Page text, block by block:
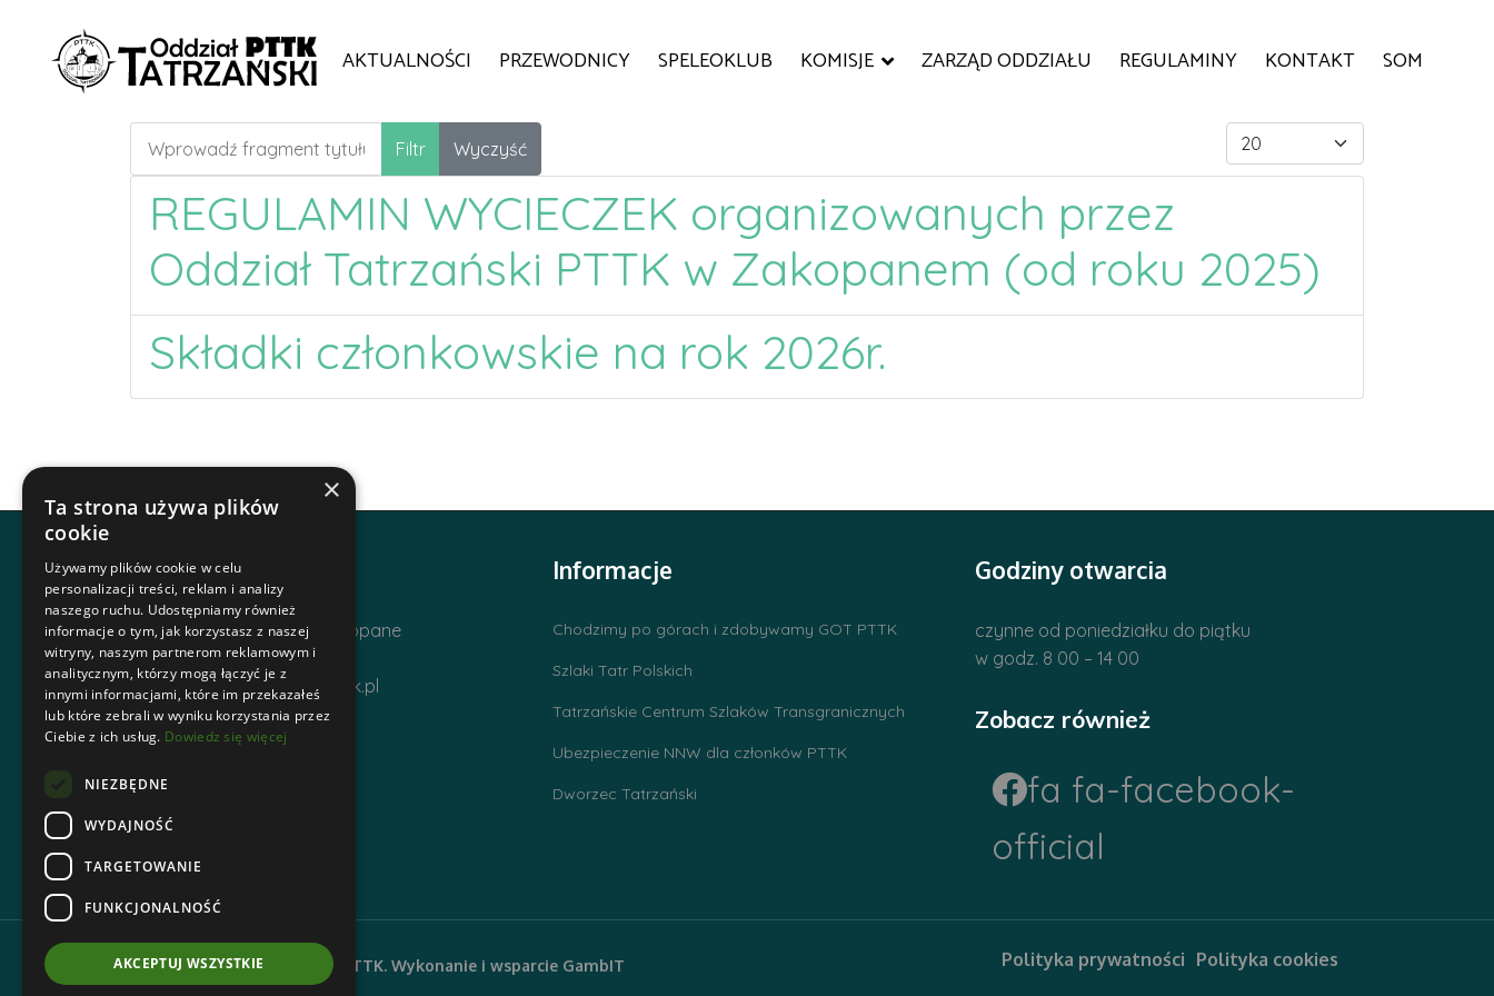
AKTUALNOŚCI PRZEWODNICY SPELEOKLUB KOMISJE ZARZĄD ODDZIAŁU REGULAMINY KONTAKT SOM
Filtr Wyczyść
Pokaż #
REGULAMIN WYCIECZEK organizowanych przez
Oddział Tatrzański PTTK w Zakopanem (od roku 2025)
Składki członkowskie na rok 2026r.
Adres i kontakt
ul. Krupówki 12, 34-500 Zakopane
Telefon | +48 1820 630 12
Email | biuro@zakopanepttk.pl
Informacje
Chodzimy po górach i zdobywamy GOT PTTK
Szlaki Tatr Polskich
Tatrzańskie Centrum Szlaków Transgranicznych
Ubezpieczenie NNW dla członków PTTK
Dworzec Tatrzański
Godziny otwarcia
czynne od poniedziałku do piątku
w godz. 8 00 – 14 00
Zobacz również
fa fa-facebook-
official
© 2026 Oddział Tatrzański PTTK. Wykonanie i wsparcie GambIT Polityka prywatności Polityka cookies
×
Ta strona używa plików
cookie
Używamy plików cookie w celu
personalizacji treści, reklam i analizy
naszego ruchu. Udostępniamy również
informacje o tym, jak korzystasz z naszej
witryny, naszym partnerom reklamowym i
analitycznym, którzy mogą łączyć je z
innymi informacjami, które im przekazałeś
lub które zebrali w wyniku korzystania przez
Ciebie z ich usług. Dowiedz się więcej
NIEZBĘDNE
WYDAJNOŚĆ
TARGETOWANIE
FUNKCJONALNOŚĆ
AKCEPTUJ WSZYSTKIE